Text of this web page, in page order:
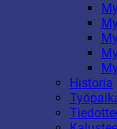
Historia